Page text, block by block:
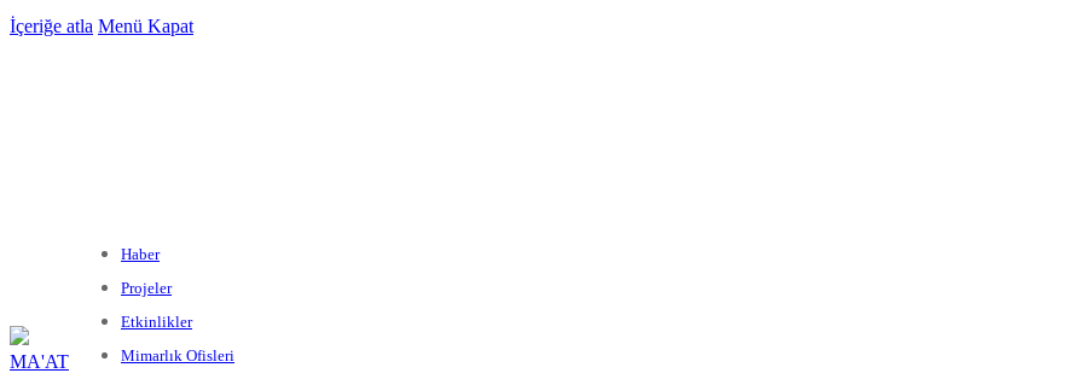
İçeriğe atla Menü Kapat
Haber
Projeler
Etkinlikler
Mimarlık Ofisleri